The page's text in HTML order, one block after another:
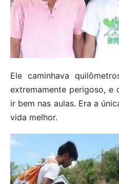
Ele caminhava
extremamente perigoso, e
ir bem nas aulas. Era a
vida melhor.